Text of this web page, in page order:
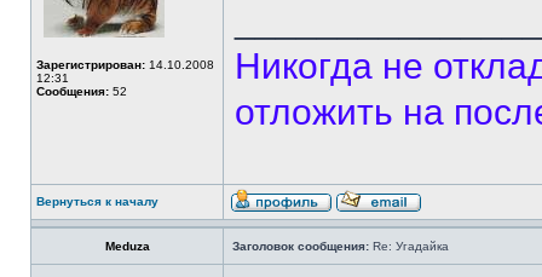
Зарегистрирован: 14.10.2008
12:31
Сообщения: 52
Никогда не
отложить на
Вернуться к началу
Meduza Заголовок сообщения: Re: Угадайка